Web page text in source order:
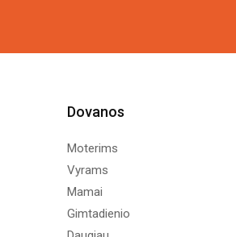
Dovanos
Moterims
Vyrams
Mamai
Gimtadienio